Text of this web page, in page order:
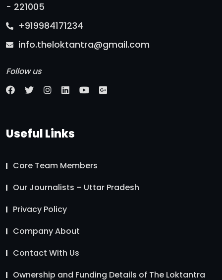
- 221005
+919984171234
info.theloktantra@gmail.com
Follow us
Useful Links
Core Team Members
Our Journalists – Uttar Pradesh
Privacy Policy
Company About
Contact With Us
Ownership and Funding Details of The Loktantra